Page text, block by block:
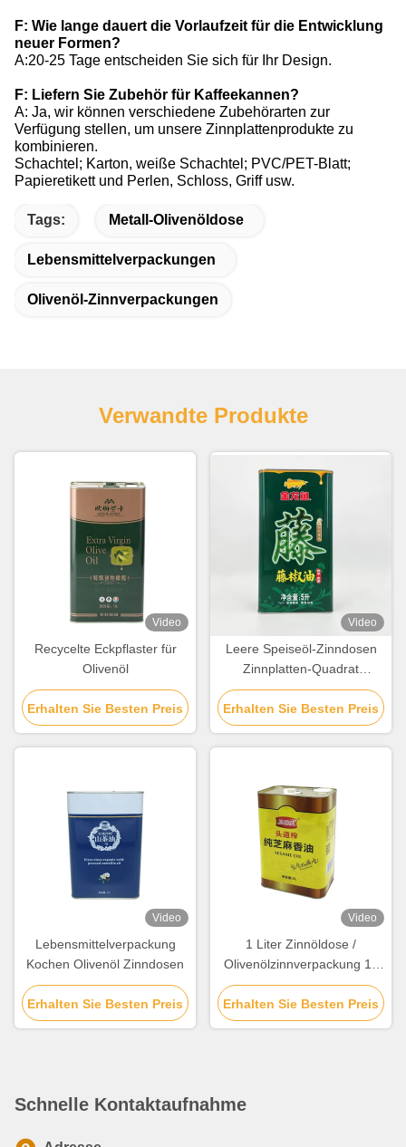
F: Wie lange dauert die Vorlaufzeit für die Entwicklung
neuer Formen?
A:20-25 Tage entscheiden Sie sich für Ihr Design.
F: Liefern Sie Zubehör für Kaffeekannen?
A: Ja, wir können verschiedene Zubehörarten zur
Verfügung stellen, um unsere Zinnplattenprodukte zu
kombinieren.
Schachtel; Karton, weiße Schachtel; PVC/PET-Blatt;
Papieretikett und Perlen, Schloss, Griff usw.
Tags: Metall-Olivenöldose
Lebensmittelverpackungen
Olivenöl-Zinnverpackungen
Verwandte Produkte
Video
Recycelte Eckpflaster für
Olivenöl
Erhalten Sie Besten Preis
Video
Leere Speiseöl-Zinndosen
Zinnplatten-Quadrat
Speiseöl-Zinn mit
Plastikdeckel
Erhalten Sie Besten Preis
Video
Lebensmittelverpackung
Kochen Olivenöl Zinndosen
Erhalten Sie Besten Preis
Video
1 Liter Zinnöldose /
Olivenölzinnverpackung 1L
Quadratzinnplattendose für
unberührtes Speiseöl
Erhalten Sie Besten Preis
Schnelle Kontaktaufnahme